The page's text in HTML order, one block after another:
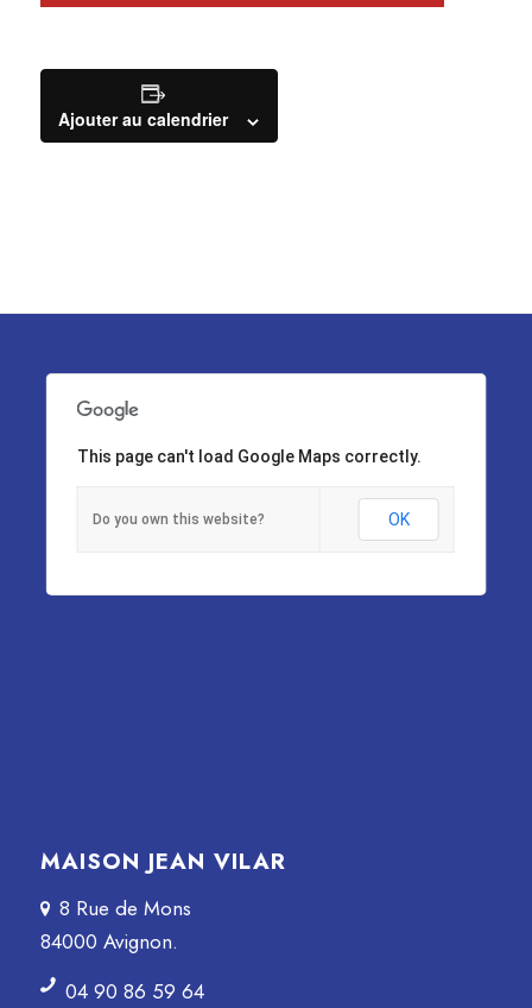
Ajouter au calendrier
This page can't load Google Maps correctly.
Do you own this website? OK
MAISON JEAN VILAR
8 Rue de Mons
84000 Avignon.
04 90 86 59 64